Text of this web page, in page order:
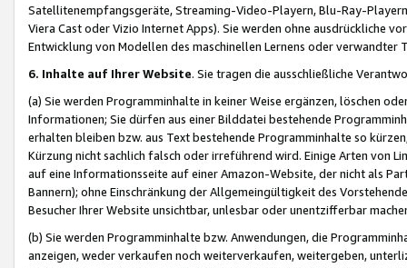
Satellitenempfangsgeräte, Streaming-Video-Playern, Blu-Ray-
Viera Cast oder Vizio Internet Apps). Sie werden ohne ausdrückliche
Entwicklung von Modellen des maschinellen Lernens oder
6. Inhalte auf Ihrer Website. Sie tragen die ausschließliche
(a) Sie werden Programminhalte in keiner Weise ergänzen, löschen
Informationen; Sie dürfen aus einer Bilddatei bestehende
erhalten bleiben bzw. aus Text bestehende Programminhalte so
Kürzung nicht sachlich falsch oder irreführend wird. Einige Arten von
auf eine Informationsseite auf einer Amazon-Website, der nicht als
Bannern); ohne Einschränkung der Allgemeingültigkeit des
Besucher Ihrer Website unsichtbar, unlesbar oder unentzifferbar
(b) Sie werden Programminhalte bzw. Anwendungen, die
anzeigen, weder verkaufen noch weiterverkaufen, weitergeben,